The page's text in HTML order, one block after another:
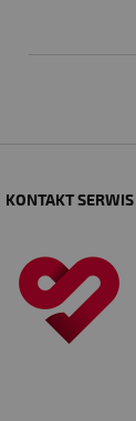
KONTAKT SERWIS